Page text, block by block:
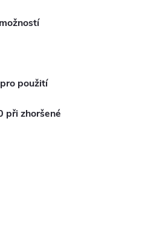
použití
při zhoršené